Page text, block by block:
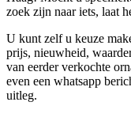
zoek zijn naar iets, laat
U kunt zelf u keuze
prijs, nieuwheid,
van eerder verkochte
even een whatsapp
uitleg.